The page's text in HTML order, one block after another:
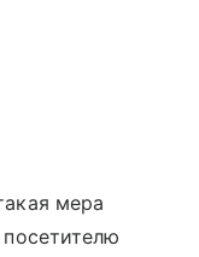
мера